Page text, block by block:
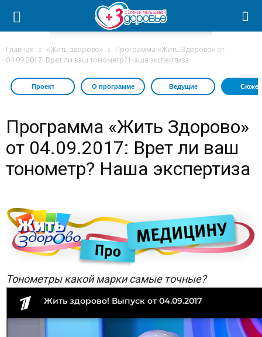
Главная «Жить здорово»
Программа «Жить Здорово» от
04.09.2017: Врет ли ваш тонометр? Наша экспертиза
Проект О программе Ведущие
Программа «Жить Здорово»
от 04.09.2017: Врет ли ваш
тонометр? Наша экспертиза
Тонометры какой марки самые точные?